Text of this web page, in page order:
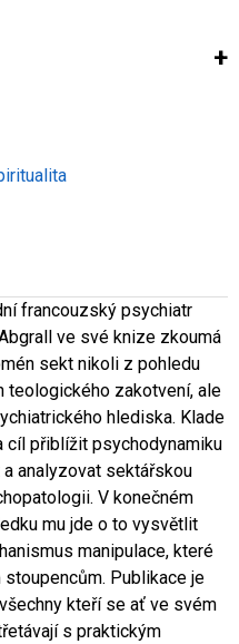
francouzský psychiatr
ve své knize zkoumá
sekt nikoli z pohledu
teologického zakotvení, ale
hlediska. Klade
cíl přiblížit psychodynamiku
analyzovat sektářskou
V konečném
mu jde o to vysvětlit
manipulace, které
Publikace je
kteří se ať ve svém
s praktickým